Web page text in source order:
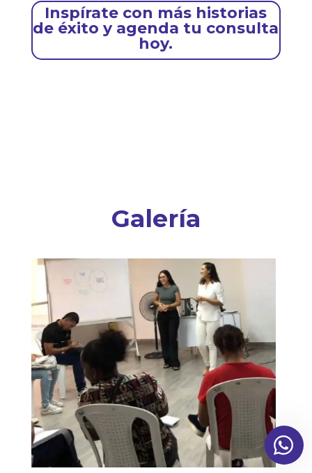
Inspírate con más historias
de éxito y agenda tu consulta
hoy.
Galería